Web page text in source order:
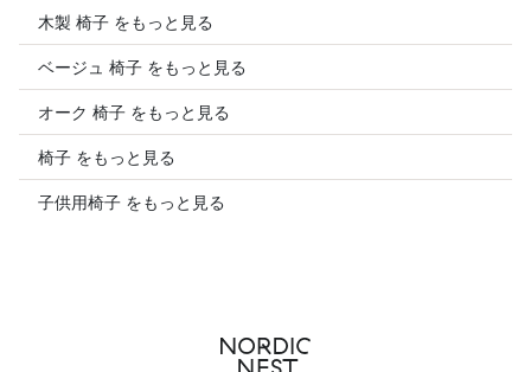
木製 椅子 をもっと見る
ベージュ 椅子 をもっと見る
オーク 椅子 をもっと見る
椅子 をもっと見る
子供用椅子 をもっと見る